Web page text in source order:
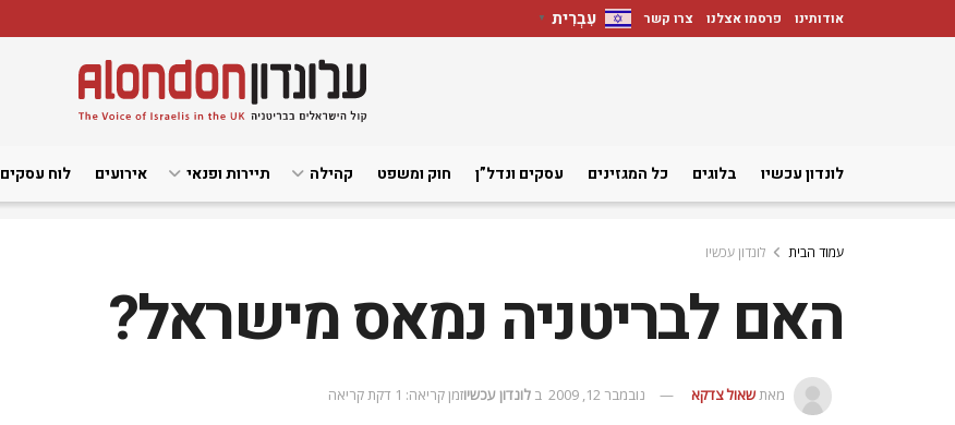
אודותינו פרסמו אצלנו צרו קשר עִבְרִית ▼
לונדון עכשיו בלוגים כל המגזינים עסקים ונדל”ן חוק ומשפט קהילה תיירות ופנאי אירועים לוח עסקים
עמוד הבית לונדון עכשיו
האם לבריטניה נמאס מישראל?
מאתשאול צדקא נובמבר 12, 2009 ב לונדון עכשיוזמן קריאה: 1 דקת קריאה